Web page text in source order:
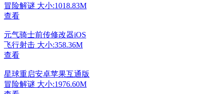
冒险解谜 大小:1018.83M
查看
元气骑士前传修改器iOS
飞行射击 大小:358.36M
查看
星球重启安卓苹果互通版
冒险解谜 大小:1976.60M